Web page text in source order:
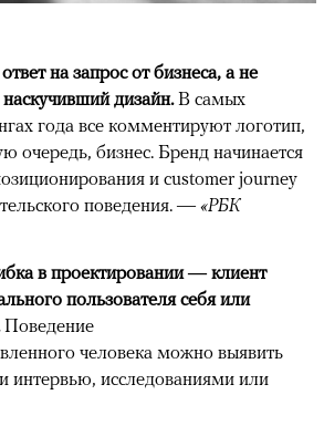
на запрос от бизнеса, а не
дизайн.В самых
года все комментируют логотип,
очередь, бизнес. Бренд начинается
и customer journey
поведения. — «РБК
в проектировании — клиент
пользователя себя или
Поведение
человека можно выявить
интервью, исследованиями или